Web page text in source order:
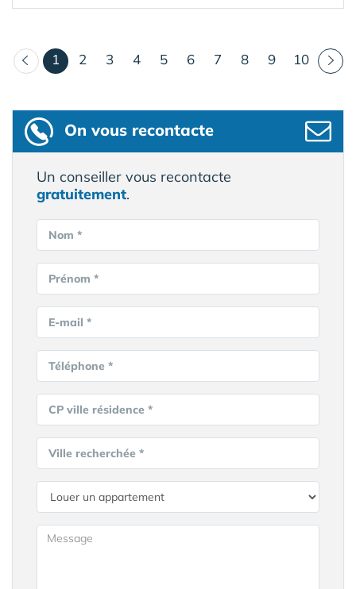
1 (courant)
2 3 4 5 6 7 8 9 10
On vous recontacte
Un conseiller vous recontacte
gratuitement.
Nom *
Prénom *
E-mail *
Téléphone *
CP ville résidence *
Ville recherchée *